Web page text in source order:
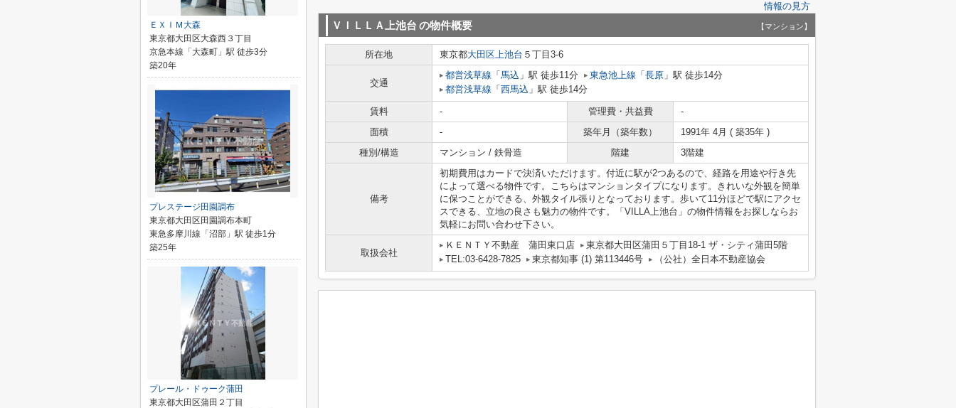
情報の見方
ＶＩＬＬＡ上池台 の物件概要 【マンション】
所在地 東京都大田区上池台 ５丁目3-6
交通
都営浅草線 「 馬込 」駅 徒歩11分 東急池上線 「 長原 」駅 徒歩14分
都営浅草線 「 西馬込 」駅 徒歩14分
賃料 - 管理費・共益費
-
面積
- 築年月（築年数）
1991年 4月 ( 築35年 )
種別/構造
マンション / 鉄骨造 階建 3階建
備考
初期費用はカードで決済いただけます。付近に駅が2つあるので、経路を用途や行き先
によって選べる物件です。こちらはマンションタイプになります。きれいな外観を簡単
に保つことができる、外観タイル張りとなっております。歩いて11分ほどで駅にアクセ
スできる、立地の良さも魅力の物件です。「VILLA上池台」の物件情報をお探しならお
気軽にお問い合わせ下さい。
取扱会社
ＫＥＮＴＹ不動産 蒲田東口店
東京都大田区蒲田５丁目18-1 ザ・シティ蒲田5階
TEL:03-6428-7825
東京都知事 (1) 第113446号 （公社）全日本不動産協会
ＥＸＩＭ大森
東京都大田区大森西３丁目
京急本線「大森町」駅 徒歩3分
築20年
プレステージ田園調布
東京都大田区田園調布本町
東急多摩川線「沼部」駅 徒歩1分
築25年
プレール・ドゥーク蒲田
東京都大田区蒲田２丁目